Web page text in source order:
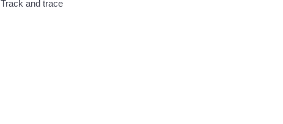
Track and trace